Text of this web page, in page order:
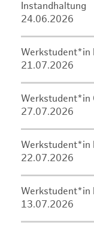
Instandhaltung
24.06.2026
Werkstudent*in
21.07.2026
Werkstudent*in
27.07.2026
Werkstudent*in
22.07.2026
Werkstudent*in
13.07.2026